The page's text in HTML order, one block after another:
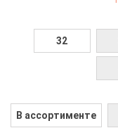
32
В ассортименте